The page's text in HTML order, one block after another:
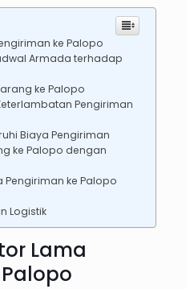
ke Palopo
Armada terhadap
ke Palopo
Pengiriman
Biaya Pengiriman
ke Palopo dengan
Pengiriman ke Palopo
Logistik
Lama